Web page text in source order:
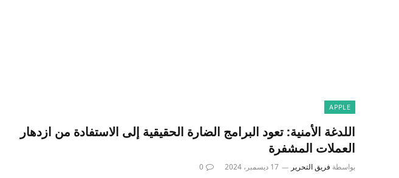
APPLE
اللدغة الأمنية: تعود البرامج الضارة الحقيقية إلى الاستفادة من ازدهار
العملات المشفرة
بواسطة فريق التحرير 17 ديسمبر، 2024 0